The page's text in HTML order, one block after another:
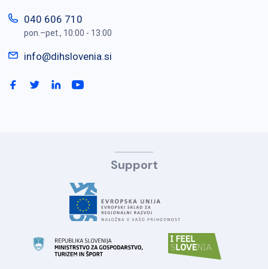
040 606 710
pon.–pet., 10:00 - 13:00
info@dihslovenia.si
Support